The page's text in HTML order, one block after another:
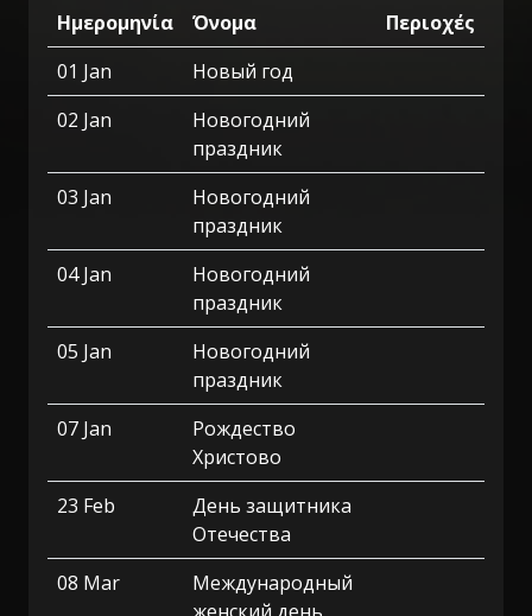
Ημερομηνία Όνομα
Περιοχές
01 Jan
Новый год
02 Jan
Новогодний
праздник
03 Jan
Новогодний
праздник
04 Jan
Новогодний
праздник
05 Jan
Новогодний
праздник
07 Jan
Рождество
Христово
23 Feb
День защитника
Отечества
08 Mar
Международный